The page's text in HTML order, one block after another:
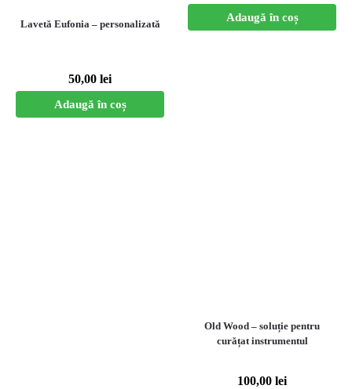
Lavetă Eufonia – personalizată
50,00 lei
Adaugă în coș
Adaugă în coș
Old Wood – soluție pentru
curățat instrumentul
100,00 lei